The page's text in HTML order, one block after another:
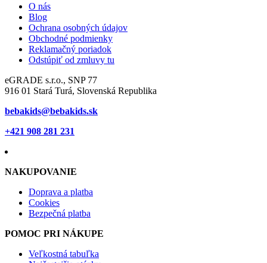
O nás
Blog
Ochrana osobných údajov
Obchodné podmienky
Reklamačný poriadok
Odstúpiť od zmluvy tu
eGRADE s.r.o., SNP 77
916 01 Stará Turá, Slovenská Republika
bebakids@bebakids.sk
+421 908 281 231
NAKUPOVANIE
Doprava a platba
Cookies
Bezpečná platba
POMOC PRI NÁKUPE
Veľkostná tabuľka